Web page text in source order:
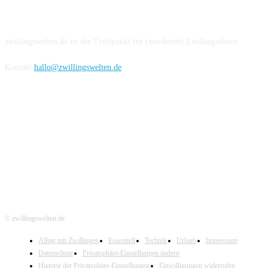
hallo@zwillingswelten.de
© zwillingswelten.de
Alltag mit Zwillingen Essentiell Technik Urlaub
Impressum
Datenschutz
Privatsphäre-Einstellungen ändern
Historie der Privatsphäre-Einstellungen
Einwilligungen widerrufen